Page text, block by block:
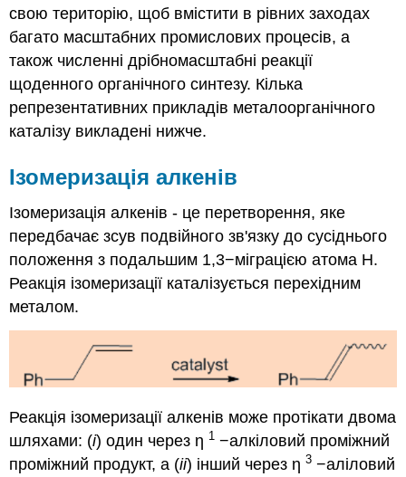
свою територію, щоб вмістити в рівних заходах
багато масштабних промислових процесів, а
також численні дрібномасштабні реакції
щоденного органічного синтезу. Кілька
репрезентативних прикладів металоорганічного
каталізу викладені нижче.
Ізомеризація алкенів
Ізомеризація алкенів - це перетворення, яке
передбачає зсув подвійного зв'язку до сусіднього
положення з подальшим 1,3−міграцією атома H.
Реакція ізомеризації каталізується перехідним
металом.
Реакція ізомеризації алкенів може протікати двома
шляхами: (i) один через η 1 −алкіловий проміжний
проміжний продукт, а (ii) інший через η3 −аліловий